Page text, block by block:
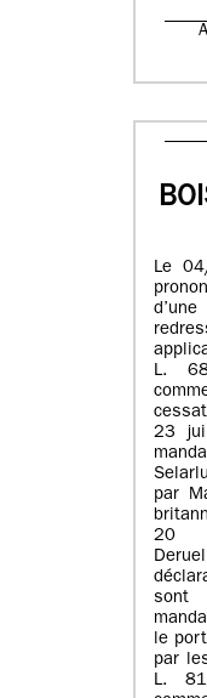
Le
L.
23
par
20
le
par
L.